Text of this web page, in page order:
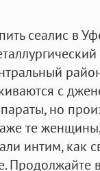
сеалис в
с
но
те
интим, как
Продолжайте